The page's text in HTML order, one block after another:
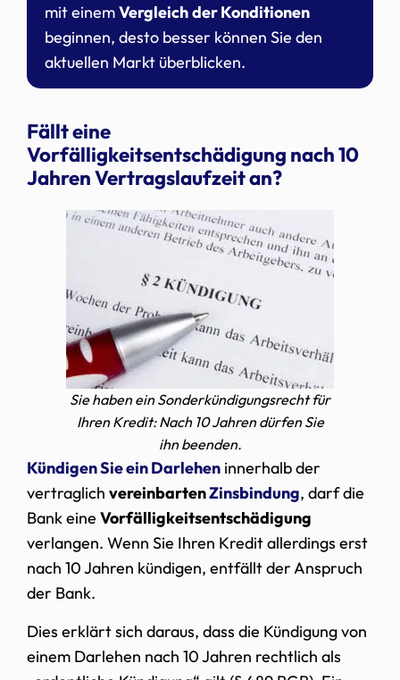
mit einemVergleichder Konditionen
beginnen, desto besser können Sie den
aktuellen Markt überblicken.
Fällt eine
Vorfälligkeitsentschädigung nach 10
Jahren Vertragslaufzeit an?
Sie haben ein Sonderkündigungsrecht für
Ihren Kredit: Nach 10 Jahren dürfen Sie
ihn beenden.
Kündigen Sie ein Darlehen innerhalb der
vertraglich vereinbartenZinsbindung, darf die
Bank eine Vorfälligkeitsentschädigung
verlangen. Wenn Sie Ihren Kredit allerdings erst
nach 10 Jahren kündigen, entfällt der Anspruch
der Bank.
Dies erklärt sich daraus, dass die Kündigung von
einem Darlehen nach 10 Jahren rechtlich als